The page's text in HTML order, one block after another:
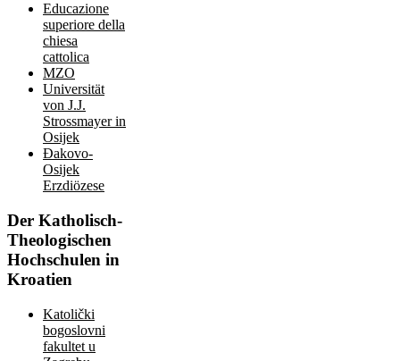
Educazione
superiore della
chiesa
cattolica
MZO
Universität
von J.J.
Strossmayer in
Osijek
Đakovo-
Osijek
Erzdiözese
Der Katholisch-
Theologischen
Hochschulen in
Kroatien
Katolički
bogoslovni
fakultet u